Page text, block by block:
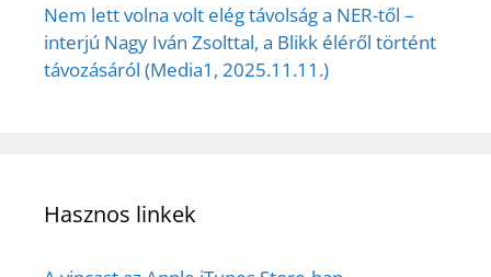
Nem lett volna volt elég távolság a NER-től –
interjú Nagy Iván Zsolttal, a Blikk éléről történt
távozásáról (Media1, 2025.11.11.)
Hasznos linkek